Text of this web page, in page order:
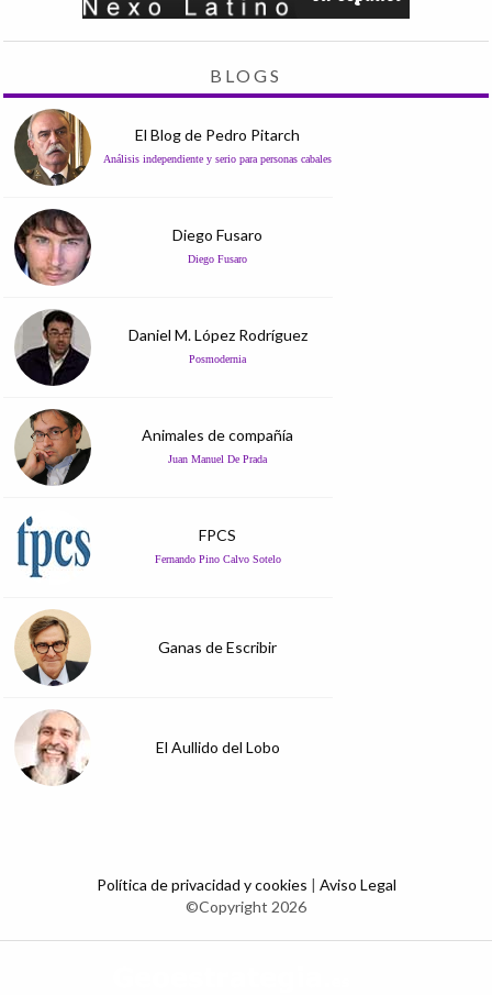
BLOGS
El Blog de Pedro Pitarch
Análisis independiente y serio para personas cabales
Diego Fusaro
Diego Fusaro
Daniel M. López Rodríguez
Posmodernia
Animales de compañía
Juan Manuel De Prada
FPCS
Fernando Pino Calvo Sotelo
Ganas de Escribir
El Aullido del Lobo
Política de privacidad y cookies | Aviso Legal
©Copyright 2026